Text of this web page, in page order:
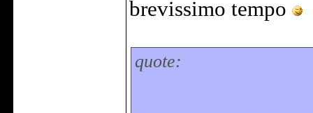
brevissimo tempo
quote: